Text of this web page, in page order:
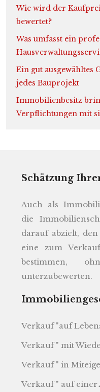
Wie wird der
bewertet?
Was umfasst ein
Ein gut ausgewähltes
jedes Bauprojekt
Immobilienbesitz
Verpflichtungen mit
Schätzung
Auch als
die
darauf abzielt,
eine zum
bestimmen,
unterzubewerten.
Verkauf "auf
Verkauf " mit
Verkauf " in
Verkauf " auf einer